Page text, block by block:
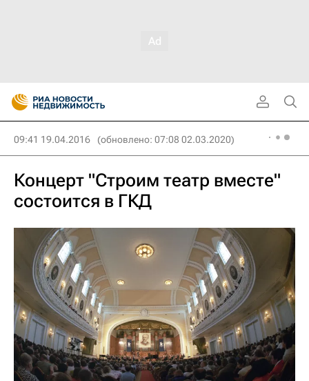
09:41 19.04.2016 (обновлено: 07:08 02.03.2020)
Концерт "Строим театр вместе"
состоится в ГКД